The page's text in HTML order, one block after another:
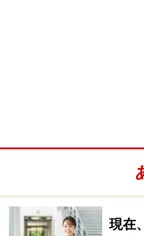
ることも可能です
な選択肢の1つです
また、匿名さん自
現在